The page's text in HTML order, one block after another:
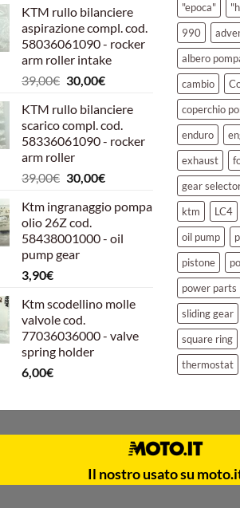
KTM rullo bilanciere
aspirazione compl. cod.
58036061090 - rocker
arm roller intake
39,00€ Il
originale
era:
39,00€.
30,00€Il
attuale
è:
30,00€.
KTM rullo bilanciere
scarico compl. cod.
58336061090 - rocker
arm roller
39,00€ Il
originale
era:
39,00€.
30,00€Il
attuale
30,00€.
Ktm ingranaggio pompa
olio 26Z cod.
58438001000 - oil
pump gear
3,90€
Ktm scodellino molle
valvole cod.
77036036000 - valve
spring holder
6,00€
"epoca"
990
albero
cambio
coperchio
enduro
exhaust
gear
ktm
LC4
oil pump
pistone
power parts
sliding gear
square ring
thermostat
Il nostro usato su